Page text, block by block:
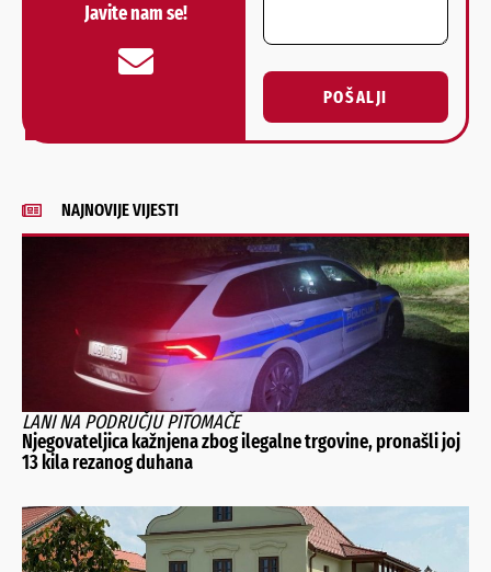
Javite nam se!
POŠALJI
Alternative:
NAJNOVIJE VIJESTI
LANI NA PODRUČJU PITOMAČE
Njegovateljica kažnjena zbog ilegalne trgovine, pronašli joj
13 kila rezanog duhana